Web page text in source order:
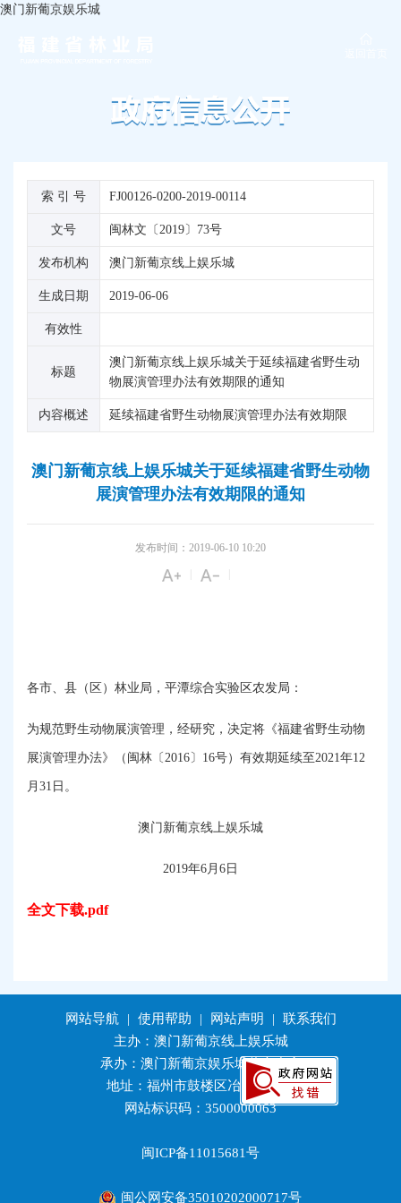
澳门新葡京娱乐城
索 引 号 FJ00126-0200-2019-00114
文号 闽林文〔2019〕73号
发布机构 澳门新葡京线上娱乐城
生成日期 2019-06-06
有效性
标题
澳门新葡京线上娱乐城关于延续福建省野生动
物展演管理办法有效期限的通知
内容概述 延续福建省野生动物展演管理办法有效期限
澳门新葡京线上娱乐城关于延续福建省野生动物
展演管理办法有效期限的通知
发布时间：2019-06-10 10:20
各市、县（区）林业局，平潭综合实验区农发局：
为规范野生动物展演管理，经研究，决定将《福建省野生动物
展演管理办法》（闽林〔 2016 〕 16号）有效期延续至2021年12
月 31 日。
澳门新葡京线上娱乐城
2019年6月 6 日
全文下载.pdf
网站导航 | 使用帮助 | 网站声明 |
联系我们
主办：澳门新葡京线上娱乐城
承办：澳门新葡京娱乐城信息中心
地址：福州市鼓楼区冶山路10号
网站标识码：3500000063
闽ICP备11015681号
闽公网安备35010202000717号